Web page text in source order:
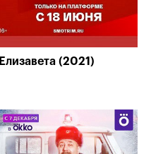
Елизавета (2021)